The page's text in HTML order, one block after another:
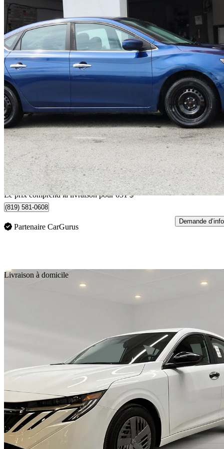
2019 Nissan Sentra
S FWD163 181 km
6 126 $ Affaire
108 $/mois env.
Livraison à domicile de Sherbrooke, QC
Le prix comprend la livraison pour 651 $
(819) 581-0608
Partenaire CarGurus
Demande d’info
Livraison à domicile
2026 Nissan Sentra
S FWD 873 km